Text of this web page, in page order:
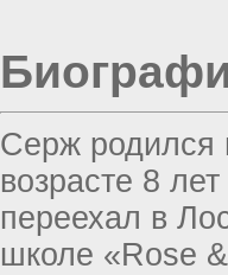
Серж родился
возрасте 8
переехал в
школе «Rose